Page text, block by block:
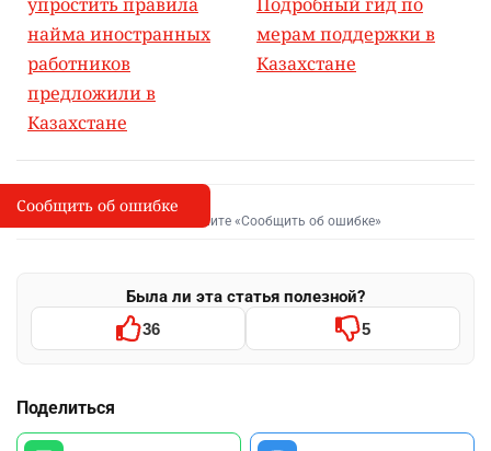
упростить правила
найма иностранных
работников
предложили в
Казахстане
Подробный гид по
мерам поддержки в
Казахстане
I
Сообщить об опечатке
Выделите фрагмент и нажмите «Сообщить об ошибке»
Была ли эта статья полезной?
36 5
Поделиться
Сообщить об ошибке